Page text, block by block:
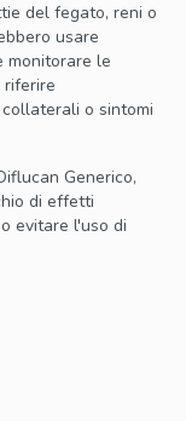
del fegato, reni o
usare
monitorare le
o sintomi
Generico,
di effetti
evitare l'uso di